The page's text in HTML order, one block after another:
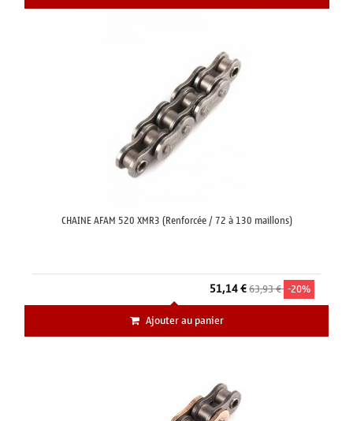
CHAINE AFAM 520 XMR3 (Renforcée / 72 à 130 maillons)
51,14 €63,93 € -20%
Ajouter au panier